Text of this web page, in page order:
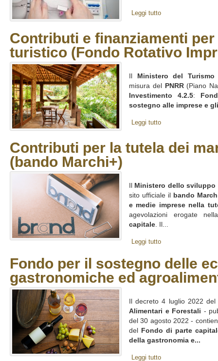
Leggi tutto
Contributi e finanziamenti
turistico (Fondo Rotativo
Ministero del Turismo
misura del
PNRR(Piano
Investimento 4.2.5:
sostegno alle imprese e
Leggi tutto
Contributi per la tutela dei
(bando Marchi+)
Ministero dello sviluppo
sito ufficiale il
bando
e medie imprese nella
agevolazioni erogate
capitale. Il...
Leggi tutto
Fondo per il sostegno delle
gastronomiche ed
Il decreto 4 luglio 2022
Alimentari e Forestali -
del 30 agosto 2022 -
del
Fondo di parte
della gastronomia e...
Leggi tutto